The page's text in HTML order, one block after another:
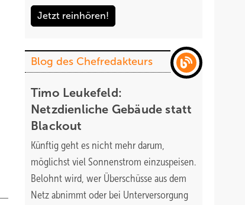
Jetzt reinhören!
Blog des Chefredakteurs
Timo Leukefeld:
Netzdienliche Gebäude statt
Blackout
Künftig geht es nicht mehr darum,
möglichst viel Sonnenstrom einzuspeisen.
Belohnt wird, wer Überschüsse aus dem
Netz abnimmt oder bei Unterversorgung